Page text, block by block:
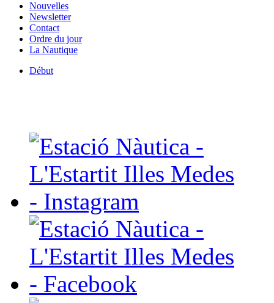
Nouvelles
Newsletter
Contact
Ordre du jour
La Nautique
Début